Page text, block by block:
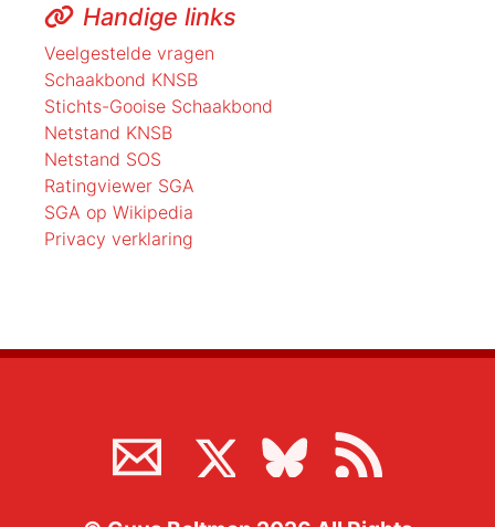
Handige links
Veelgestelde vragen
Schaakbond KNSB
Stichts-Gooise Schaakbond
Netstand KNSB
Netstand SOS
Ratingviewer SGA
SGA op Wikipedia
Privacy verklaring